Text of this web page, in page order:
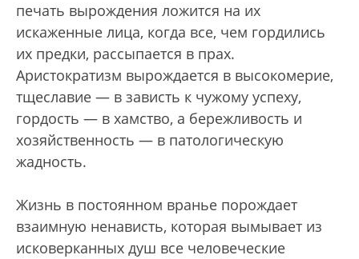
печать вырождения ложится на их
искаженные лица, когда все, чем гордились
их предки, рассыпается в прах.
Аристократизм вырождается в высокомерие,
тщеславие — в зависть к чужому успеху,
гордость — в хамство, а бережливость и
хозяйственность — в патологическую
жадность.
Жизнь в постоянном вранье порождает
взаимную ненависть, которая вымывает из
исковерканных душ все человеческие